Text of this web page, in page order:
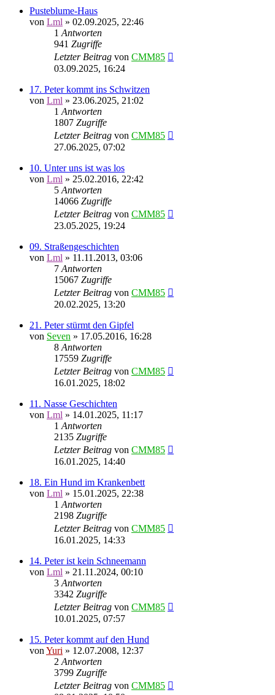
Pusteblume-Haus
von Lml » 02.09.2025, 22:46
1 Antworten
941 Zugriffe
Letzter Beitrag von CMM85
03.09.2025, 16:24
17. Peter kommt ins Schwitzen
von Lml » 23.06.2025, 21:02
1 Antworten
1807 Zugriffe
Letzter Beitrag von CMM85
27.06.2025, 07:02
10. Unter uns ist was los
von Lml » 25.02.2016, 22:42
5 Antworten
14066 Zugriffe
Letzter Beitrag von CMM85
23.05.2025, 19:24
09. Straßengeschichten
von Lml » 11.11.2013, 03:06
7 Antworten
15067 Zugriffe
Letzter Beitrag von CMM85
20.02.2025, 13:20
21. Peter stürmt den Gipfel
von Seven » 17.05.2016, 16:28
8 Antworten
17559 Zugriffe
Letzter Beitrag von CMM85
16.01.2025, 18:02
11. Nasse Geschichten
von Lml » 14.01.2025, 11:17
1 Antworten
2135 Zugriffe
Letzter Beitrag von CMM85
16.01.2025, 14:40
18. Ein Hund im Krankenbett
von Lml » 15.01.2025, 22:38
1 Antworten
2198 Zugriffe
Letzter Beitrag von CMM85
16.01.2025, 14:33
14. Peter ist kein Schneemann
von Lml » 21.11.2024, 00:10
3 Antworten
3342 Zugriffe
Letzter Beitrag von CMM85
10.01.2025, 07:57
15. Peter kommt auf den Hund
von Yuri » 12.07.2008, 12:37
2 Antworten
3799 Zugriffe
Letzter Beitrag von CMM85